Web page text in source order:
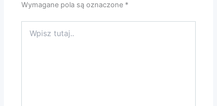
Wymagane pola są oznaczone *
tutaj..